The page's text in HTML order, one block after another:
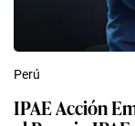
Perú
IPAE Acción